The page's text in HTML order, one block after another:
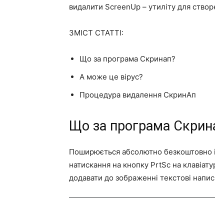
видалити ScreenUp – утиліту для
ЗМІСТ СТАТТІ:
Що за програма Скринап?
А може це вірус?
Процедура видалення СкринАп
Що за програма
Поширюється абсолютно безкоштовно
натискання на кнопку PrtSc на
додавати до зображенні текстові